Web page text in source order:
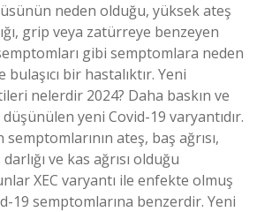
neden olduğu, yüksek ateş
grip veya zatürreye benzeyen
gibi semptomlara neden
bir hastalıktır. Yeni
nelerdir 2024? Daha baskın ve
düşünülen yeni Covid-19 varyantıdır.
semptomlarının ateş, baş ağrısı,
ve kas ağrısı olduğu
XEC varyantı ile enfekte olmuş
19 semptomlarına benzerdir. Yeni